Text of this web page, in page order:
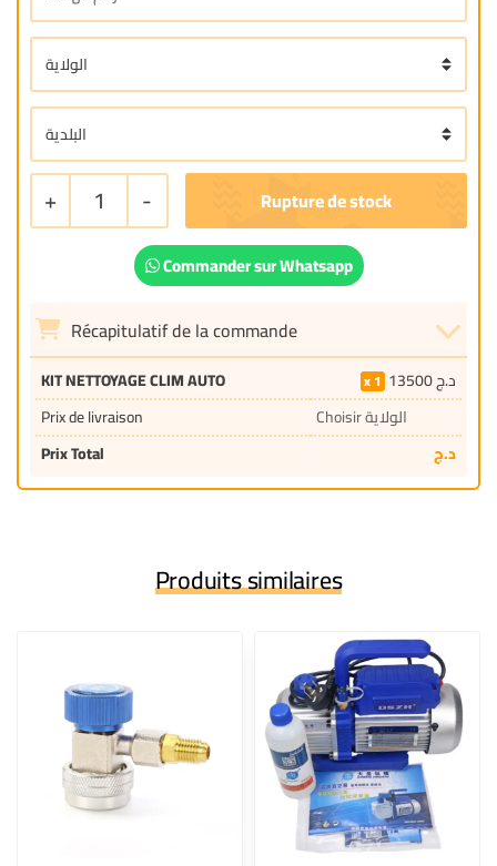
+ 1 -
Commander sur Whatsapp
Récapitulatif de la commande
KIT NETTOYAGE CLIM AUTO 1 13500د.ج
Prix de livraison
Choisir الولاية
Prix Total
د.ج
Produits similaires